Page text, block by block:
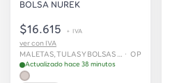
BOLSA NUREK
$16.615 + IVA
ver con IVA
· OP
Actualizado hace 38 minutos